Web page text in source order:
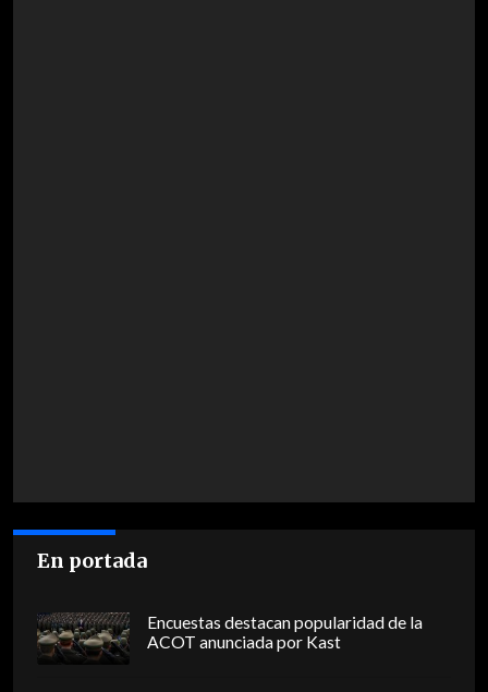
En portada
Encuestas destacan popularidad de la
ACOT anunciada por Kast